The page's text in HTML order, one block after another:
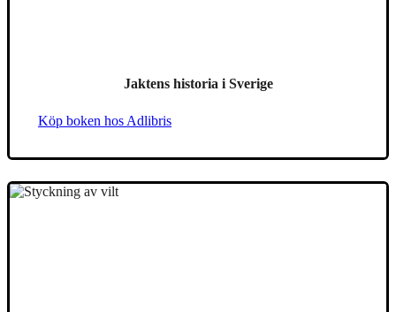
Jaktens historia i Sverige
Köp boken hos Adlibris